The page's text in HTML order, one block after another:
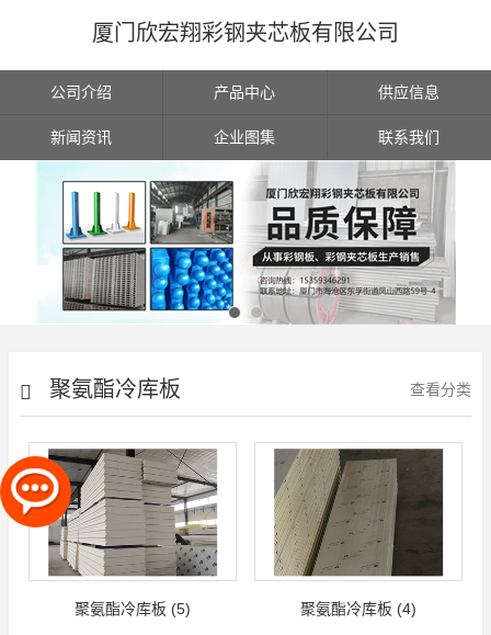
厦门欣宏翔彩钢夹芯板有限公司
公司介绍 产品中心 供应信息
新闻资讯 企业图集 联系我们
聚氨酯冷库板 查看分类
聚氨酯冷库板 (5) 聚氨酯冷库板 (4)